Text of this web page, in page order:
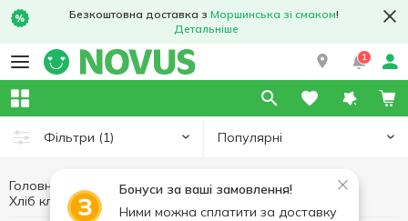
Безкоштовна доставка з Моршинська зі смаком!
Детальніше
1
Фільтри (1) Популярні
Бонуси за ваші замовлення!
Ними можна сплатити за доставку
Головна Пекарня
Хлібобулочні вироби
Хліб класичний
Хліб класичний 350 г